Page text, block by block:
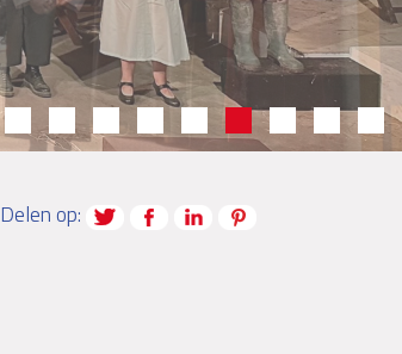
Delen op: